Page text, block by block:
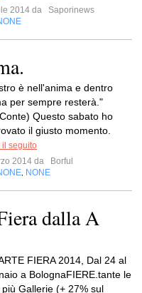
2014 da
Saporinews
è nell'anima e dentro
per sempre resterà."
Questo sabato ho
il giusto momento.
il seguito
2014 da
Borful
NONE
dalla A
FIERA 2014, Dal 24 al
a BolognaFIERE.tante le
più Gallerie (+ 27% sul